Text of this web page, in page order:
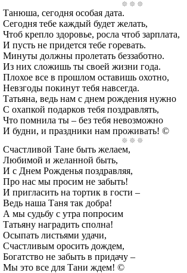
Танюша, сегодня особая дата.
Сегодня тебе каждый будет желать,
Чтоб крепло здоровье, росла чтоб зарплата,
И пусть не придется тебе горевать.
Минуты должны пролетать беззаботно.
Из них сложишь ты своей жизни года.
Плохое все в прошлом оставишь охотно,
Невзгоды покинут тебя навсегда.
Татьяна, ведь нам с днем рождения нужно
С охапкой подарков тебя поздравлять,
Что помнила ты – без тебя невозможно
И будни, и праздники нам проживать! ©
Счастливой Тане быть желаем,
Любимой и желанной быть,
И с Днем Рожденья поздравляя,
Про нас мы просим не забыть!
И пригласить на тортик в гости –
Ведь наша Таня так добра!
А мы судьбу с утра попросим
Татьяну наградить сполна!
Осыпать листьями удачи,
Счастливым оросить дождем,
Богатство не забыть в придачу –
Мы это все для Тани ждем! ©